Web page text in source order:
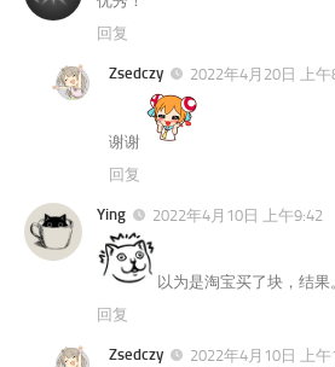
回复
Zsedczy 2022年4月20日 上午
谢谢
回复
Ying 2022年4月10日 上午9:42
以为是淘宝买了块，结
回复
Zsedczy
2022年4月10日 上午